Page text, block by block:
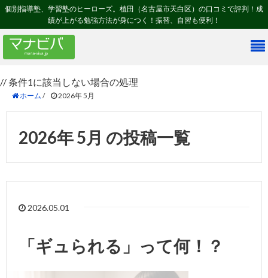
個別指導塾、学習塾のヒーローズ。植田（名古屋市天白区）の口コミで評判！成
績が上がる勉強方法が身につく！振替、自習も便利！
// 条件1に該当しない場合の処理
ホーム / 2026年 5月
2026年 5月 の投稿一覧
2026.05.01
「ギュられる」って何！？